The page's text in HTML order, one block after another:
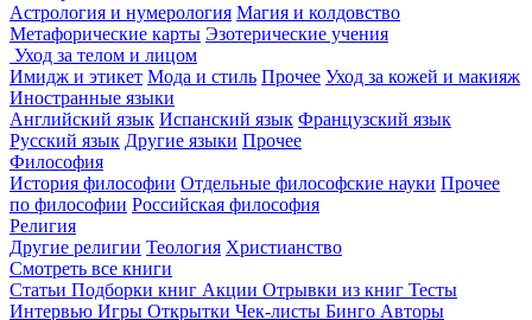
Астрология и нумерология Магия и колдовство
Метафорические карты Эзотерические учения
Уход за телом и лицом
Имидж и этикет Мода и стиль Прочее Уход за кожей и макияж
Иностранные языки
Английский язык Испанский язык Французский язык
Русский язык Другие языки Прочее
Философия
История философии Отдельные философские науки Прочее
по философии Российская философия
Религия
Другие религии Теология Христианство
Смотреть все книги
Статьи Подборки книг Акции Отрывки из книг Тесты
Интервью Игры Открытки Чек-листы Бинго Авторы